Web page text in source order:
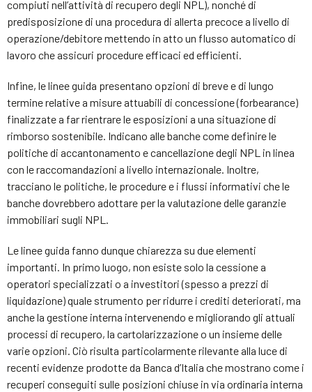
compiuti nell’attività di recupero degli NPL), nonché di
predisposizione di una procedura di allerta precoce a livello di
operazione/debitore mettendo in atto un flusso automatico di
lavoro che assicuri procedure efficaci ed efficienti.
Infine, le linee guida presentano opzioni di breve e di lungo
termine relative a misure attuabili di concessione (forbearance)
finalizzate a far rientrare le esposizioni a una situazione di
rimborso sostenibile. Indicano alle banche come definire le
politiche di accantonamento e cancellazione degli NPL in linea
con le raccomandazioni a livello internazionale. Inoltre,
tracciano le politiche, le procedure e i flussi informativi che le
banche dovrebbero adottare per la valutazione delle garanzie
immobiliari sugli NPL.
Le linee guida fanno dunque chiarezza su due elementi
importanti. In primo luogo, non esiste solo la cessione a
operatori specializzati o a investitori (spesso a prezzi di
liquidazione) quale strumento per ridurre i crediti deteriorati, ma
anche la gestione interna intervenendo e migliorando gli attuali
processi di recupero, la cartolarizzazione o un insieme delle
varie opzioni. Ciò risulta particolarmente rilevante alla luce di
recenti evidenze prodotte da Banca d’Italia che mostrano come i
recuperi conseguiti sulle posizioni chiuse in via ordinaria interna